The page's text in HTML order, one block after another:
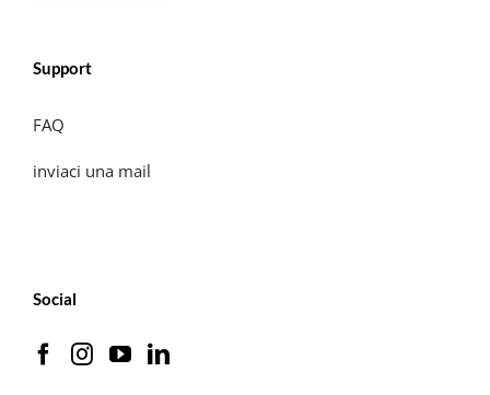
Support
FAQ
inviaci una mail
Social